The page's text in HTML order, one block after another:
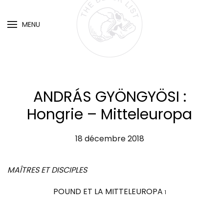
MENU
ANDRÁS GYÖNGYÖSI :
Hongrie – Mitteleuropa
18 décembre 2018
MAÎTRES ET DISCIPLES
POUND ET LA MITTELEUROPA 1